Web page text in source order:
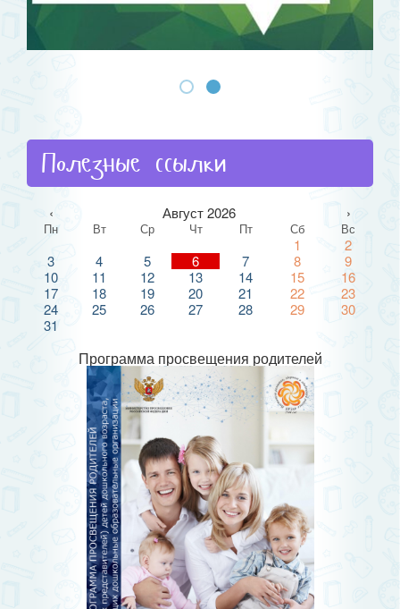
Полезные ссылки
‹ Август 2026 ›
Пн Вт Ср Чт Пт Сб Вс
1
2
3
4 5 6 7 8
9
10
11 12 13 14 15
16
17
18 19 20 21 22
23
24
25 26 27 28 29
30
31
Программа просвещения родителей